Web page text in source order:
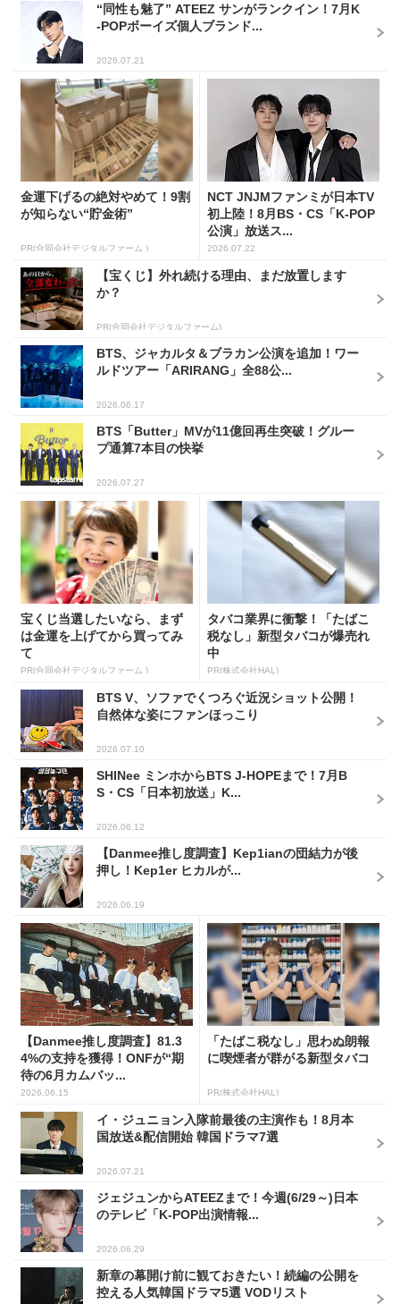
“同性も魅了” ATEEZ サンがランクイン！7月K
-POPボーイズ個人ブランド...
2026.07.21
金運下げるの絶対やめて！9割
が知らない“貯金術”
PR(合同会社デジタルファーム )
NCT JNJMファンミが日本TV
初上陸！8月BS・CS「K-POP
公演」放送ス...
2026.07.22
【宝くじ】外れ続ける理由、まだ放置します
か？
PR(合同会社デジタルファーム)
BTS、ジャカルタ＆ブラカン公演を追加！ワー
ルドツアー「ARIRANG」全88公...
2026.06.17
BTS「Butter」MVが11億回再生突破！グルー
プ通算7本目の快挙
2026.07.27
宝くじ当選したいなら、まず
は金運を上げてから買ってみ
て
PR(合同会社デジタルファーム )
タバコ業界に衝撃！「たばこ
税なし」新型タバコが爆売れ
中
PR(株式会社HAL)
BTS V、ソファでくつろぐ近況ショット公開！
自然体な姿にファンほっこり
2026.07.10
SHINee ミンホからBTS J-HOPEまで！7月B
S・CS「日本初放送」K...
2026.06.12
【Danmee推し度調査】Kep1ianの団結力が後
押し！Kep1er ヒカルが...
2026.06.19
【Danmee推し度調査】81.3
4%の支持を獲得！ONFが“期
待の6月カムバッ...
2026.06.15
「たばこ税なし」思わぬ朗報
に喫煙者が群がる新型タバコ
PR(株式会社HAL)
イ・ジュニョン入隊前最後の主演作も！8月本
国放送&配信開始 韓国ドラマ7選
2026.07.21
ジェジュンからATEEZまで！今週(6/29～)日本
のテレビ「K-POP出演情報...
2026.06.29
新章の幕開け前に観ておきたい！続編の公開を
控える人気韓国ドラマ5選 VODリスト